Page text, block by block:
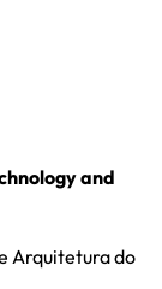
and
Arquitetura do